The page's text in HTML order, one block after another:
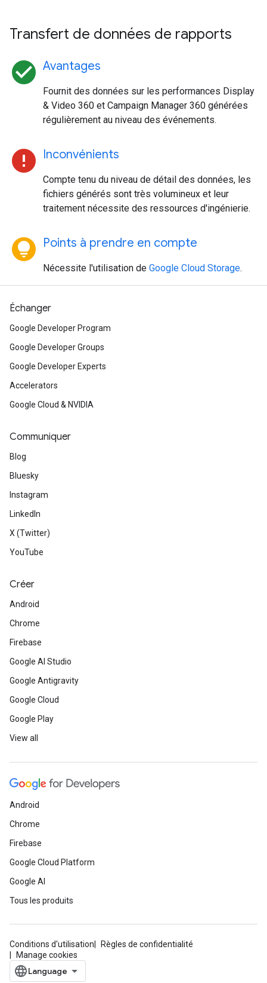
Transfert de données de rapports
check_circle Avantages
Fournit des données sur les performances Display
& Video 360 et Campaign Manager 360 générées
régulièrement au niveau des événements.
error Inconvénients
Compte tenu du niveau de détail des données, les
fichiers générés sont très volumineux et leur
traitement nécessite des ressources d'ingénierie.
lightbulb_circle Points à prendre en compte
Nécessite l'utilisation de Google Cloud Storage.
Échanger
Google Developer Program
Google Developer Groups
Google Developer Experts
Accelerators
Google Cloud & NVIDIA
Communiquer
Blog
Bluesky
Instagram
LinkedIn
X (Twitter)
YouTube
Créer
Android
Chrome
Firebase
Google AI Studio
Google Antigravity
Google Cloud
Google Play
View all
Android
Chrome
Firebase
Google Cloud Platform
Google AI
Tous les produits
Conditions d'utilisation
Règles de confidentialité
Manage cookies